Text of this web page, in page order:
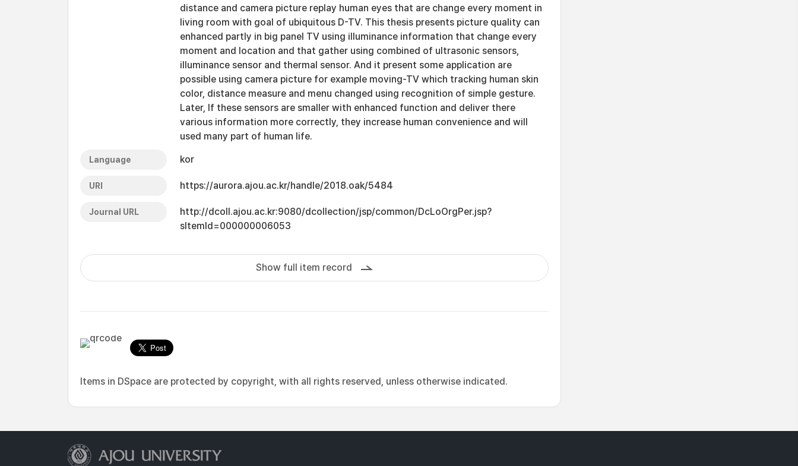
distance and camera picture replay human eyes that are change every moment in
living room with goal of ubiquitous D-TV. This thesis presents picture quality can
enhanced partly in big panel TV using illuminance information that change every
moment and location and that gather using combined of ultrasonic sensors,
illuminance sensor and thermal sensor. And it present some application are
possible using camera picture for example moving-TV which tracking human skin
color, distance measure and menu changed using recognition of simple gesture.
Later, If these sensors are smaller with enhanced function and deliver there
various information more correctly, they increase human convenience and will
used many part of human life.
Language kor
URI https://aurora.ajou.ac.kr/handle/2018.oak/5484
Journal URL
http://dcoll.ajou.ac.kr:9080/dcollection/jsp/common/DcLoOrgPer.jsp?
sItemId=000000006053
Show full item record
Items in DSpace are protected by copyright, with all rights reserved, unless otherwise indicated.